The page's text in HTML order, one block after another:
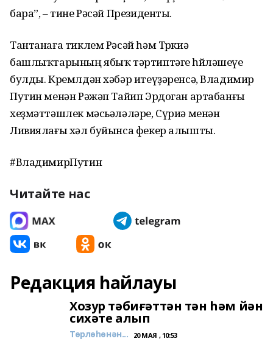
бара”, – тине Рәсәй Президенты.
Тантанаға тиклем Рәсәй һәм Төркиә
башлыҡтарының ябыҡ тәртиптәге һөйләшеүе
булды. Кремлдән хәбәр итеүҙәренсә, Владимир
Путин менән Рәжәп Тайип Эрдоган артабанғы
хеҙмәттәшлек мәсьәләләре, Сүриә менән
Ливиялағы хәл буйынса фекер алышты.
#ВладимирПутин
Читайте нас
Редакция һайлауы
Хозур тәбиғәттән тән һәм йән
сихәте алып
Төрлөһөнән... 20 МАЯ , 10:53